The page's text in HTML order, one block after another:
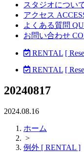
スタジオについ
アクセス
よくある質問
お問い合わせ
RENTAL [
RENTAL [
20240817
2024.08.16
ホーム
>
例外 [ RENTAL ]